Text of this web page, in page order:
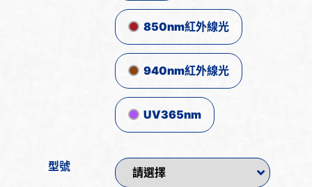
850nm紅外線光
940nm紅外線光
UV365nm
型號